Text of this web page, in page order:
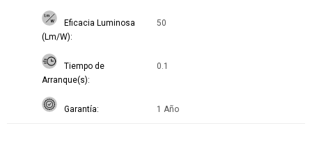
Eficacia Luminosa
(Lm/W)
50
Tiempo de
Arranque(s)
0.1
Garantía 1 Año